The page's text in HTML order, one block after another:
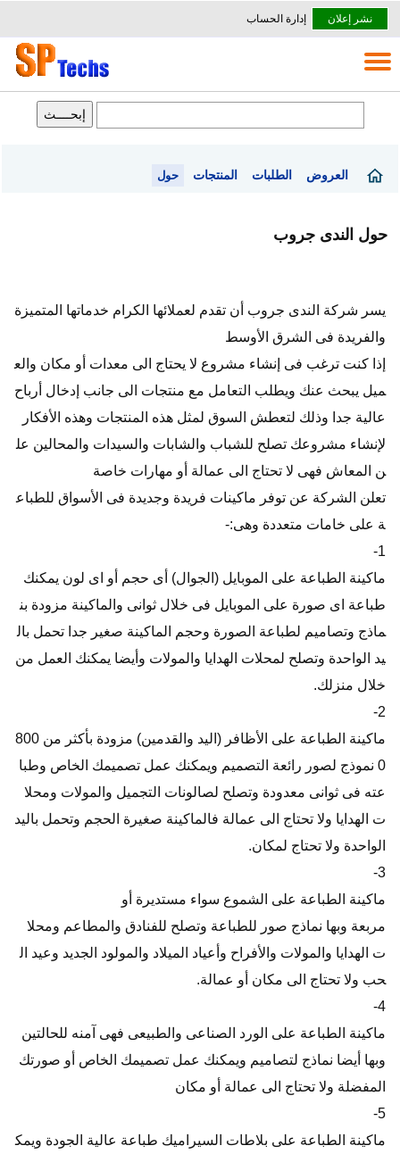
نشر إعلان إدارة الحساب
العروض الطلبات المنتجات حول
حول الندى جروب
يسر شركة الندى جروب أن تقدم لعملائها الكرام خدماتها المتميزة
والفريدة فى الشرق الأوسط
إذا كنت ترغب فى إنشاء مشروع لا يحتاج الى معدات أو مكان والع
ميل يبحث عنك ويطلب التعامل مع منتجات الى جانب إدخال أرباح
عالية جدا وذلك لتعطش السوق لمثل هذه المنتجات وهذه الأفكار
لإنشاء مشروعك تصلح للشباب والشابات والسيدات والمحالين عل
ن المعاش فهى لا تحتاج الى عمالة أو مهارات خاصة
تعلن الشركة عن توفر ماكينات فريدة وجديدة فى الأسواق للطباع
ة على خامات متعددة وهى:-
1-
ماكينة الطباعة على الموبايل (الجوال) أى حجم أو اى لون يمكنك
طباعة اى صورة على الموبايل فى خلال ثوانى والماكينة مزودة بن
ماذج وتصاميم لطباعة الصورة وحجم الماكينة صغير جدا تحمل بال
يد الواحدة وتصلح لمحلات الهدايا والمولات وأيضا يمكنك العمل من
خلال منزلك.
2-
ماكينة الطباعة على الأظافر (اليد والقدمين) مزودة بأكثر من 800
0 نموذج لصور رائعة التصميم ويمكنك عمل تصميمك الخاص وطبا
عته فى ثوانى معدودة وتصلح لصالونات التجميل والمولات ومحلا
ت الهدايا ولا تحتاج الى عمالة فالماكينة صغيرة الحجم وتحمل باليد
الواحدة ولا تحتاج لمكان.
3-
ماكينة الطباعة على الشموع سواء مستديرة أو
مربعة وبها نماذج صور للطباعة وتصلح للفنادق والمطاعم ومحلا
ت الهدايا والمولات والأفراح وأعياد الميلاد والمولود الجديد وعيد ال
حب ولا تحتاج الى مكان أو عمالة.
4-
ماكينة الطباعة على الورد الصناعى والطبيعى فهى آمنه للحالتين
وبها أيضا نماذج لتصاميم ويمكنك عمل تصميمك الخاص أو صورتك
المفضلة ولا تحتاج الى عمالة أو مكان
5-
ماكينة الطباعة على بلاطات السيراميك طباعة عالية الجودة ويمك